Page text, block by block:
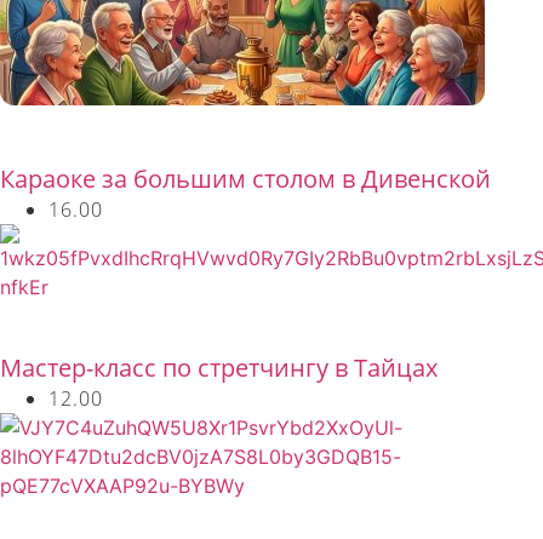
Караоке за большим столом в Дивенской
16.00
Мастер-класс по стретчингу в Тайцах
12.00